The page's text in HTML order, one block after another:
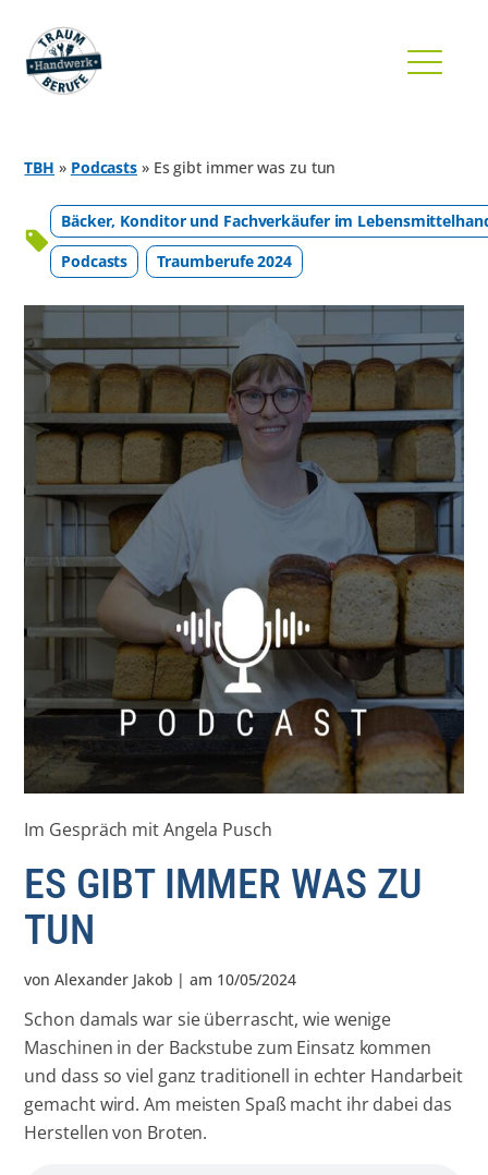
TBH » Podcasts » Es gibt immer was zu tun
Bäcker, Konditor und Fachverkäufer im
Podcasts
Traumberufe 2024
Im Gespräch mit Angela Pusch
ES GIBT IMMER WAS ZU
TUN
vonAlexander Jakob | am 10/05/2024
Schon damals war sie überrascht, wie wenige
Maschinen in der Backstube zum Einsatz kommen
und dass so viel ganz traditionell in echter Handarbeit
gemacht wird. Am meisten Spaß macht ihr dabei das
Herstellen von Broten.